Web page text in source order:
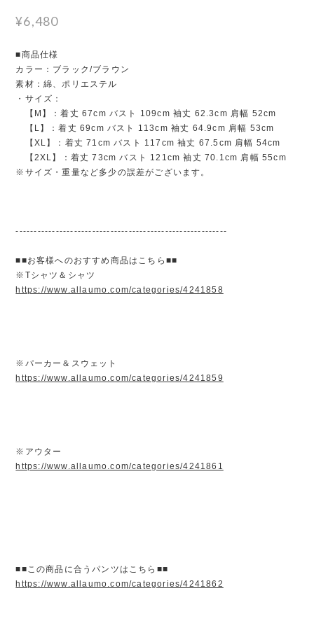
¥6,480
■商品仕様
カラー：ブラック/ブラウン
素材：綿、ポリエステル
・サイズ：
【M】：着丈 67cm バスト 109cm 袖丈 62.3cm 肩幅 52cm
【L】：着丈 69cm バスト 113cm 袖丈 64.9cm 肩幅 53cm
【XL】：着丈 71cm バスト 117cm 袖丈 67.5cm 肩幅 54cm
【2XL】：着丈 73cm バスト 121cm 袖丈 70.1cm 肩幅 55cm
※サイズ・重量など多少の誤差がございます。
----------------------------------------------------------
■■お客様へのおすすめ商品はこちら■■
※Tシャツ＆シャツ
https://www.allaumo.com/categories/4241858
※パーカー＆スウェット
https://www.allaumo.com/categories/4241859
※アウター
https://www.allaumo.com/categories/4241861
■■この商品に合うパンツはこちら■■
https://www.allaumo.com/categories/4241862